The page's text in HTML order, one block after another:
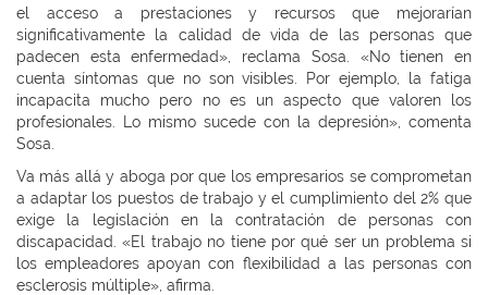
el acceso a prestaciones y recursos que mejorarían
significativamente la calidad de vida de las personas que
padecen esta enfermedad», reclama Sosa. «No tienen en
cuenta síntomas que no son visibles. Por ejemplo, la fatiga
incapacita mucho pero no es un aspecto que valoren los
profesionales. Lo mismo sucede con la depresión», comenta
Sosa.
Va más allá y aboga por que los empresarios se comprometan
a adaptar los puestos de trabajo y el cumplimiento del 2% que
exige la legislación en la contratación de personas con
discapacidad. «El trabajo no tiene por qué ser un problema si
los empleadores apoyan con flexibilidad a las personas con
esclerosis múltiple», afirma.